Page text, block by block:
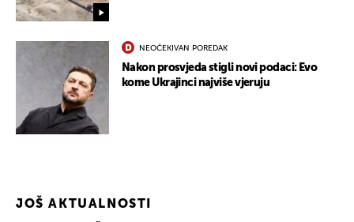
NEOČEKIVAN POREDAK
Nakon prosvjeda stigli novi podaci: Evo
kome Ukrajinci najviše vjeruju
JOŠ AKTUALNOSTI